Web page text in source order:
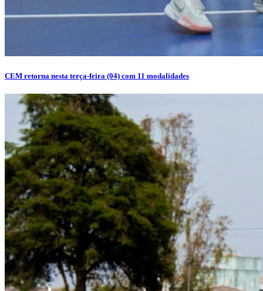
CEM retorna nesta terça-feira (04) com 11 modalidades